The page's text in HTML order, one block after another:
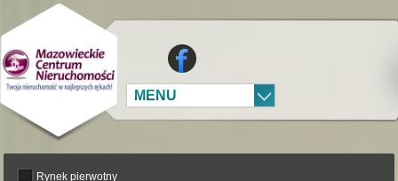
MENU
Rynek pierwotny